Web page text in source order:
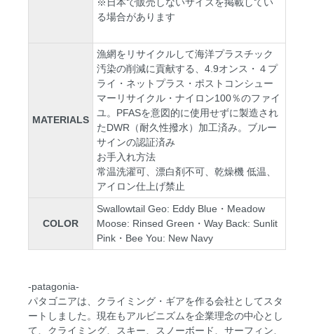
る場合があります
MATERIALS
漁網をリサイクルして海洋プラスチック
汚染の削減に貢献する、4.9オンス・４プ
ライ・ネットプラス・ポストコンシュー
マーリサイクル・ナイロン100％のファイ
ユ。PFASを意図的に使用せずに製造され
たDWR（耐久性撥水）加工済み。ブルー
サインの認証済み
お手入れ方法
常温洗濯可、漂白剤不可、乾燥機 低温、
アイロン仕上げ禁止
COLOR
Swallowtail Geo: Eddy Blue・Meadow
Moose: Rinsed Green・Way Back: Sunlit
Pink・Bee You: New Navy
-patagonia-
パタゴニアは、クライミング・ギアを作る会社としてスタ
ートしました。現在もアルビニズムを企業理念の中心とし
て、クライミング、スキー、スノーボード、サーフィン、